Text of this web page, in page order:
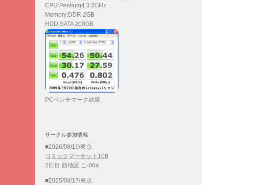
CPU:Pentium4 3.2GHz
Memory:DDR 2GB
HDD:SATA 200GB
PCベンチマーク結果
サークル参加情報
■2026/08/16/東京
コミックマーケット108
2日目 西地区 こ-06a
■2025/08/17/東京